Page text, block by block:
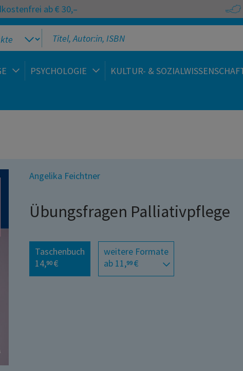
ab € 30,–
PSYCHOLOGIE KULTUR- &
Angelika Feichtner
Übungsfragen Palliativpflege
Taschenbuch
14,90 €
weitere Formate
ab 11,99 €